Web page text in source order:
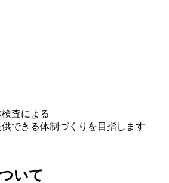
査による
できる体制づくりを目指します
いて